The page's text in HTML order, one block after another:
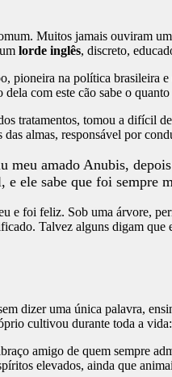
Muitos jamais ouviram
lorde inglês, discreto,
pioneira na política brasileira
com este cão sabe o
tratamentos, tomou a difícil
almas, responsável por
amado Anubis,
ele sabe que foi sempre
e foi feliz. Sob uma árvore,
Talvez alguns digam
dizer uma única palavra,
cultivou durante toda a
amigo de quem sempre
elevados, ainda que